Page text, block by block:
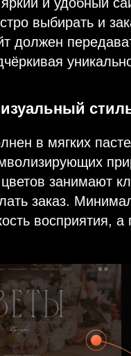
выбирать и
должен
в мягких
занимают
заказ.
восприятия,